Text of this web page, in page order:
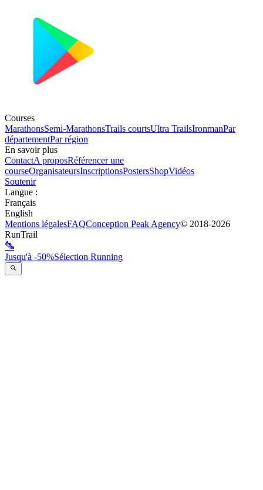
Courses
MarathonsSemi-MarathonsTrails courtsUltra TrailsIronmanPar
départementPar région
En savoir plus
ContactA proposRéférencer une
courseOrganisateursInscriptionsPostersShopVidéos
Soutenir
Langue :
Français
English
Mentions légalesFAQConception Peak Agency© 2018-2026
RunTrail
Jusqu'à -50%Sélection Running